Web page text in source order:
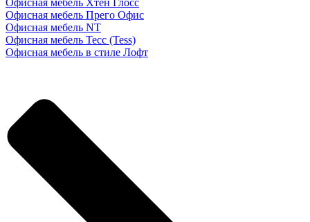
Офисная мебель Хтен Глосс
Офисная мебель Прего Офис
Офисная мебель NT
Офисная мебель Тесс (Tess)
Офисная мебель в стиле Лофт